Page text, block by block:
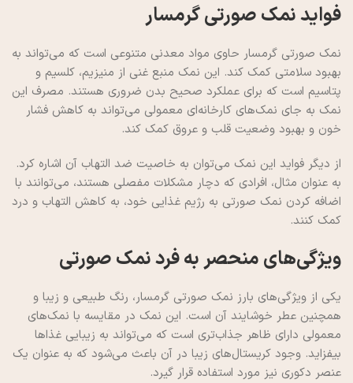
فواید نمک صورتی گرمسار
نمک صورتی گرمسار حاوی مواد معدنی متنوعی است که می‌تواند به
بهبود سلامتی کمک کند. این نمک منبع غنی از منیزیم، کلسیم و
پتاسیم است که برای عملکرد صحیح بدن ضروری هستند. مصرف این
نمک به جای نمک‌های کارخانه‌ای معمولی می‌تواند به کاهش فشار
خون و بهبود وضعیت قلب و عروق کمک کند.
از دیگر فواید این نمک می‌توان به خاصیت ضد التهاب آن اشاره کرد.
به عنوان مثال، افرادی که دچار مشکلات مفصلی هستند، می‌توانند با
اضافه کردن نمک صورتی به رژیم غذایی خود، به کاهش التهاب و درد
کمک کنند.
ویژگی‌های منحصر به فرد نمک صورتی
یکی از ویژگی‌های بارز نمک صورتی گرمسار، رنگ طبیعی و زیبا و
همچنین عطر خوشایند آن است. این نمک در مقایسه با نمک‌های
معمولی دارای ظاهر جذاب‌تری است که می‌تواند به زیبایی غذاها
بیفزاید. وجود کریستال‌های زیبا در آن باعث می‌شود که به عنوان یک
عنصر دکوری نیز مورد استفاده قرار گیرد.